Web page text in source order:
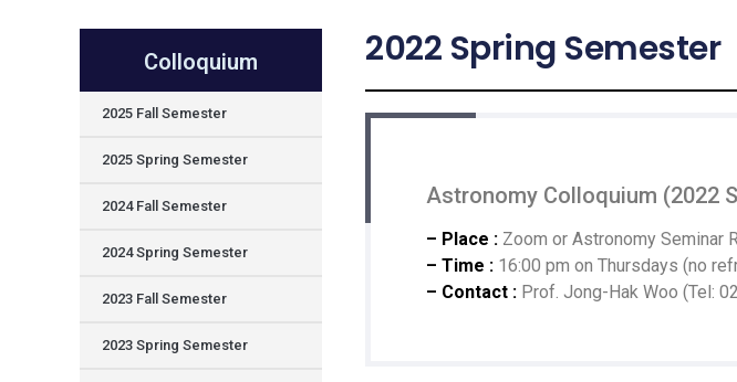
Colloquium
2025 Fall Semester
2025 Spring Semester
2024 Fall Semester
2024 Spring Semester
2023 Fall Semester
2023 Spring Semester
2022 Spring Semester
Astronomy Colloquium (2022
– Place : Zoom or Astronomy Seminar
– Time : 16:00 pm on Thursdays (no
– Contact : Prof. Jong-Hak Woo (Tel: